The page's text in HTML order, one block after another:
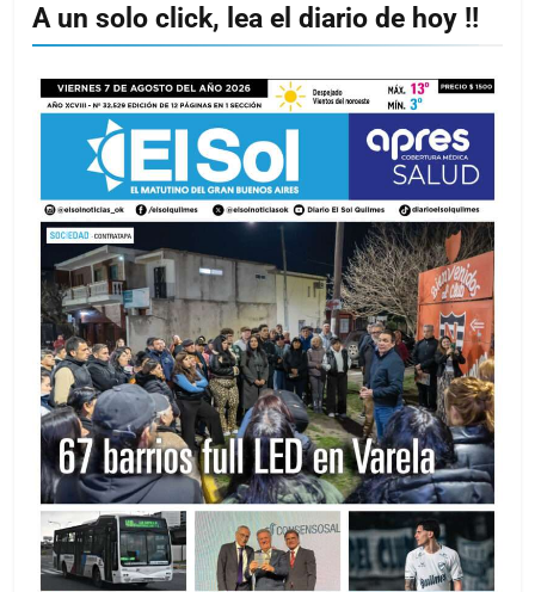
A un solo click, lea el diario de hoy !!